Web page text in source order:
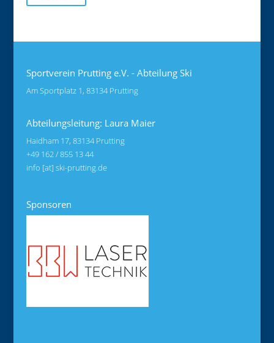
Sportverein Prutting e.V. - Abteilung Ski
Am Sportplatz 1, 83134 Prutting
Abteilungsleitung: Laura Maier
Haidham 17, 83134 Prutting
+49 162 / 855 13 44
info [at] ski-prutting.de
Sponsoren